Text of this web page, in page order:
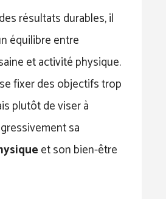
résultats durables, il
équilibre entre
et activité physique.
fixer des objectifs trop
plutôt de viser à
sa
et son bien-être